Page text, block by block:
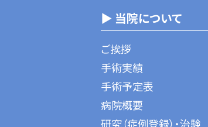
▶ 当院について
ご挨拶
手術実績
手術予定表
病院概要
研究（症例登録）・治験